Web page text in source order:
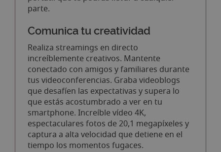
parte.
Comunica tu creatividad
Realiza streamings en directo
increíblemente creativos. Mantente
conectado con amigos y familiares durante
tus videoconferencias. Graba videoblogs
que desafíen las expectativas y supera lo
que estás acostumbrado a ver en tu
smartphone. Increíble vídeo 4K,
espectaculares fotos de 20,1 megapíxeles y
captura a alta velocidad que detiene en el
tiempo los momentos fugaces.